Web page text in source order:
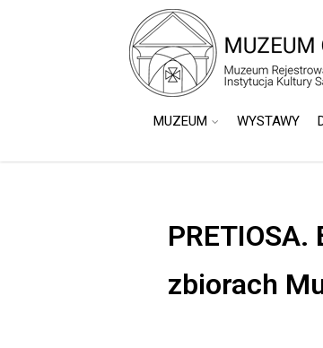
MUZEUM WYSTAWY
zbiorach